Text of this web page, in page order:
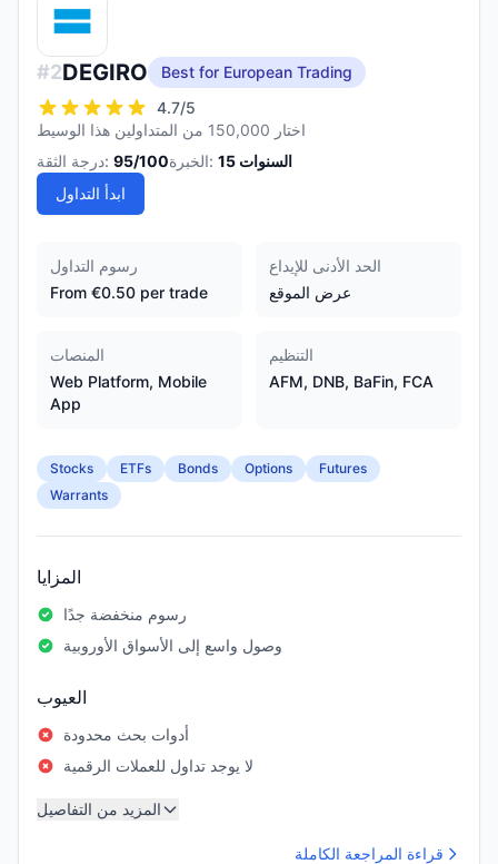
#2DEGIRO
Best for European Trading
4.7/5
اختار 150,000 من المتداولين هذا الوسيط
درجة الثقة: 95/100 الخبرة: 15 السنوات
ابدأ التداول
رسوم التداول
From €0.50 per trade
الحد الأدنى للإيداع
عرض الموقع
المنصات
Web Platform, Mobile
App
التنظيم
AFM, DNB, BaFin, FCA
Stocks ETFs Bonds Options
Futures
Warrants
المزايا
رسوم منخفضة جدًا
وصول واسع إلى الأسواق الأوروبية
العيوب
أدوات بحث محدودة
لا يوجد تداول للعملات الرقمية
المزيد من التفاصيل
قراءة المراجعة الكاملة